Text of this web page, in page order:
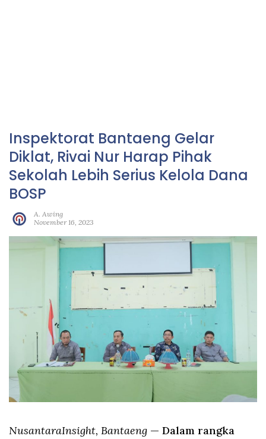
Inspektorat Bantaeng Gelar
Diklat, Rivai Nur Harap Pihak
Sekolah Lebih Serius Kelola Dana
BOSP
A. Awing
November 16, 2023
NusantaraInsight, Bantaeng — Dalam rangka